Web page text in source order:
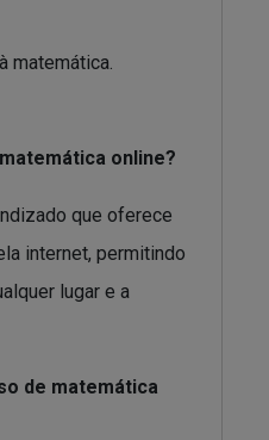
matemática.
online?
que oferece
internet, permitindo
lugar e a
de matemática